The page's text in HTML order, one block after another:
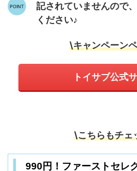
記されていませんので
ください♪
\キャンペーン
トイサブ公式
\こちらもチェ
990円！ファーストセレ